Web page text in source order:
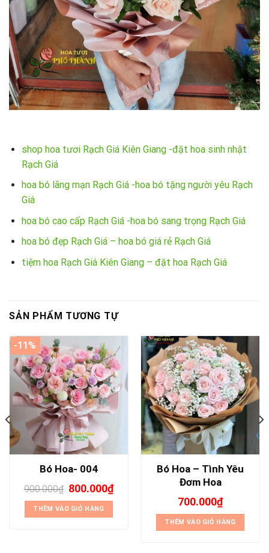
shop hoa tươi Rạch Giá Kiên Giang -đặt hoa sinh nhật
Rạch Giá
hoa bó lãng mạn Rạch Giá -hoa bó tặng người yêu Rạch
Giá
hoa bó cao cấp Rạch Giá -hoa bó sang trọng Rạch Giá
hoa bó đẹp Rạch Giá – hoa bó giá rẻ Rạch Giá
tiệm hoa Rạch Giá Kiên Giang – đặt hoa Rạch Giá
SẢN PHẨM TƯƠNG TỰ
-11%
Bó Hoa- 004
900.000₫ 800.000₫
THÊM VÀO GIỎ HÀNG
Bó Hoa – Tình Yêu
Đơm Hoa
700.000₫
THÊM VÀO GIỎ HÀNG